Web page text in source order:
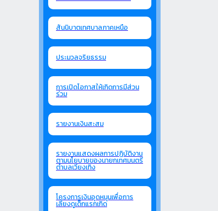
สันนิบาตเทศบาลภาคเหนือ
ประมวลจริยธรรม
การเปิดโอกาสให้เกิดการมีส่วน
ร่วม
รายงานเงินสะสม
รายงานแสดงผลการปฏิบัติงาน
ตามนโยบายของนายกเทศมนตรี
ตำบลเวียงเทิง
โครงการเงินอุดหนุนเพื่อการ
เลี้ยงดูเด็กแรกเกิด